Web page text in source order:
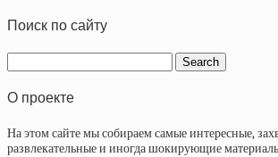
Поиск по сайту
О проекте
На этом сайте мы собираем самые интересные,
развлекательные и иногда шокирующие